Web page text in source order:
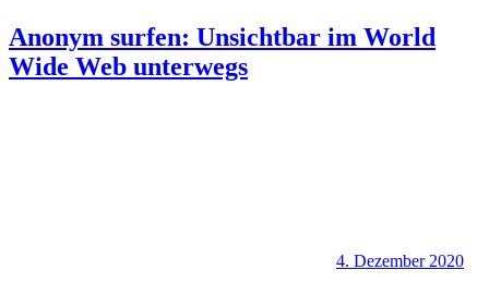
Anonym surfen: Unsichtbar im World
Wide Web unterwegs
4. Dezember 2020